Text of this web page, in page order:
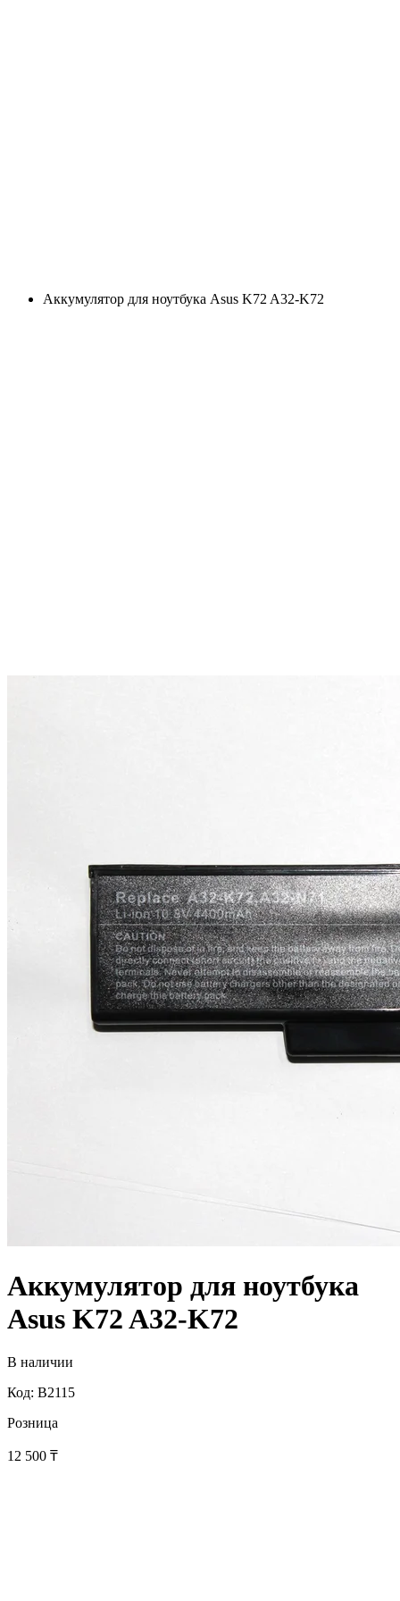
Аккумулятор для ноутбука Asus K72 A32-K72
Аккумулятор для ноутбука
Asus K72 A32-K72
В наличии
Код: B2115
Розница
12 500 ₸